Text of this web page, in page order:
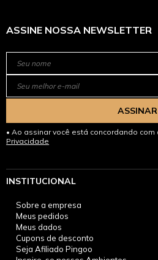
ASSINE NOSSA NEWSLETTER
ASSINAR
Ao assinar você está concordando com
Privacidade
INSTITUCIONAL
Sobre a empresa
Meus pedidos
Meus dados
Cupons de desconto
Seja Afiliado Pingoo